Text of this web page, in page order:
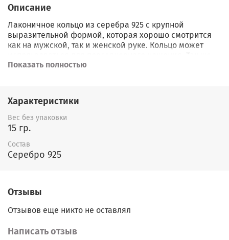
Описание
Лаконичное кольцо из серебра 925 с крупной
выразительной формой, которая хорошо смотрится
как на мужской, так и женской руке. Кольцо может
использоваться для повседневного ношения. Так же
(не обязательно) может быть помолвочным или
Показать полностью
Характеристики
Вес без упаковки
15 гр.
Состав
Серебро 925
Отзывы
Отзывов еще никто не оставлял
Написать отзыв